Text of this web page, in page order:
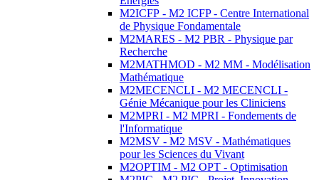
M2ICFP - M2 ICFP - Centre International
de Physique Fondamentale
M2MARES - M2 PBR - Physique par
Recherche
M2MATHMOD - M2 MM - Modélisation
Mathématique
M2MECENCLI - M2 MECENCLI -
Génie Mécanique pour les Cliniciens
M2MPRI - M2 MPRI - Fondements de
l'Informatique
M2MSV - M2 MSV - Mathématiques
pour les Sciences du Vivant
M2OPTIM - M2 OPT - Optimisation